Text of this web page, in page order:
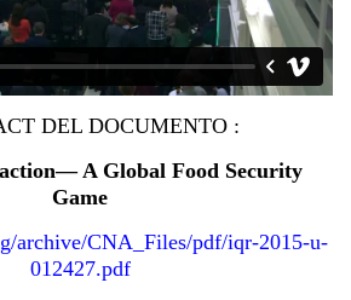
DEL DOCUMENTO :
A Global Food Security
Game
archive/CNA_Files/pdf/iqr-2015-u-
012427.pdf